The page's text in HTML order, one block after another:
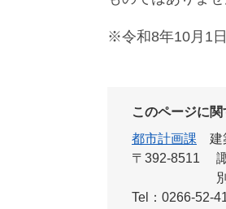
※令和8年10月1
このページに
都市計画課
建
〒392-8511
Tel：0266-52-